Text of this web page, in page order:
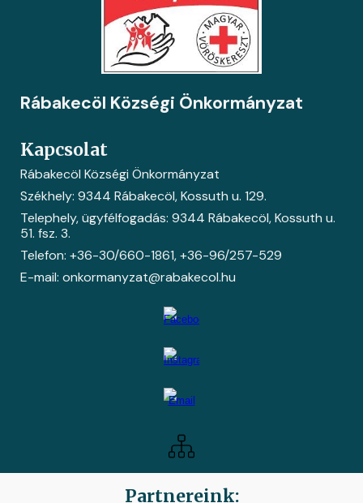
Rábakecöl Községi Önkormányzat
Kapcsolat
Rábakecöl Községi Önkormányzat
Székhely: 9344 Rábakecöl, Kossuth u. 129.
Telephely, ügyfélfogadás: 9344 Rábakecöl, Kossuth u.
51. fsz. 3.
Telefon: +36-30/660-1861, +36-96/257-529
E-mail: onkormanyzat@rabakecol.hu
Partnereink: